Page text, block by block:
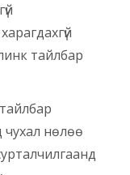
тайлбар
чухал нөлөө